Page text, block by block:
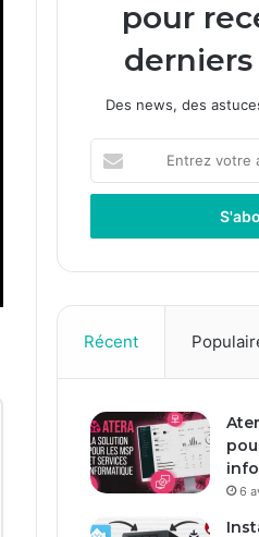
pour
Des news, des
t
e
o
t
e
d
r
e
s
Récent
6